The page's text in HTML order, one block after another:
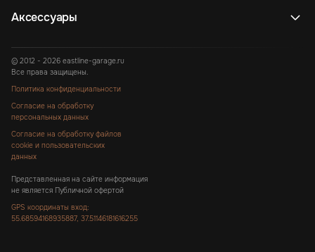
Аксессуары
© 2012 - 2026 eastline-garage.ru
Все права защищены.
Политика конфиденциальности
Согласие на обработку
персональных данных
Согласие на обработку файлов
cookie и пользовательских
данных
Представленная на сайте информация
не является Публичной офертой
GPS координаты вход:
55.68594168935887, 37.51146181616255